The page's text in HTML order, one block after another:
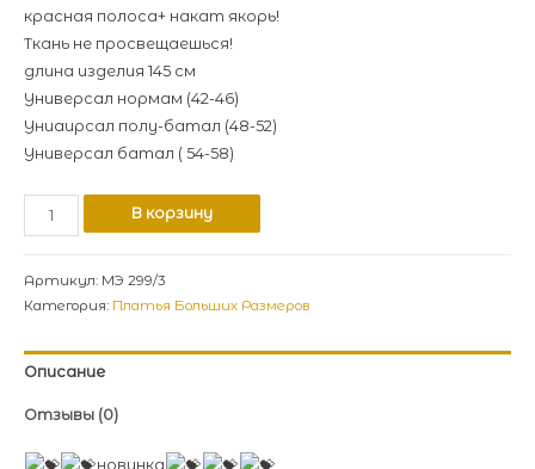
красная полоса+ накат якорь!
Ткань не просвещаешься!
длина изделия 145 см
Универсал нормам (42-46)
Униаирсал полу-батал (48-52)
Универсал батал ( 54-58)
В корзину
Артикул: МЭ 299/3
Категория: Платья Больших Размеров
Описание
Отзывы (0)
новинка